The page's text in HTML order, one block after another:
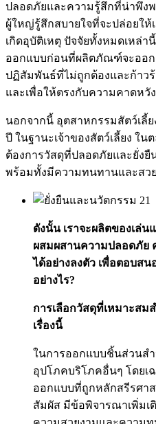
ปลอดภัยและความรู้สึกที่น่าพึง
ผู้ใหญ่รู้สึกสบายใจที่จะปล่อยให้
เกิดอุบัติเหตุ ปัจจัยทั้งหมดเหล่
ออกแบบก่อนที่ผลิตภัณฑ์จะออก
ปฏิสัมพันธ์ที่ไม่ถูกต้องและก้าว
และเพื่อให้ตรงกับความคาดหวั
นอกจากนี้ อุตสาหกรรมสัตว์เลี้ย
ปี ในฐานะเจ้าของสัตว์เลี้ยง ใน
ต้องการวัสดุที่ปลอดภัยและยั่งยื
พร้อมทั้งมีความทนทานและสว
ดังนั้น เราจะผลิตของเล่
ผสมผสานความปลอดภัย
ได้อย่างลงตัว เพื่อตอบส
อย่างไร?
การเลือกวัสดุที่เหมาะสม
เรื่องนี้
ในการออกแบบชิ้นส่วนส
อุปโภคบริโภคอื่นๆ โดยเ
ออกแบบที่ถูกหลักสรีรศา
สัมผัส มีข้อพิจารณาเพิ่มเ